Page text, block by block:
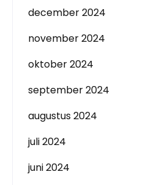
december 2024
november 2024
oktober 2024
september 2024
augustus 2024
juli 2024
juni 2024